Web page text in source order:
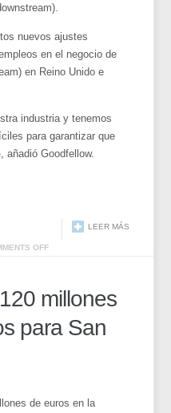
nuevos ajustes
en el negocio de
en Reino Unido e
industria y tenemos
para garantizar que
añadió Goodfellow.
LEER MÁS
OFF
millones
para San
de euros en la